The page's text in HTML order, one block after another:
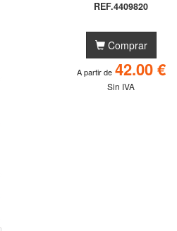
REF.4409820
Comprar
A partir de 42.00 €
Sin IVA